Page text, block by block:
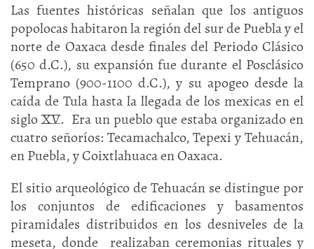
Las fuentes históricas señalan que los antiguos
popolocas habitaron la región del sur de Puebla y el
norte de Oaxaca desde finales del Periodo Clásico
(650 d.C.), su expansión fue durante el Posclásico
Temprano (900-1100 d.C.), y su apogeo desde la
caída de Tula hasta la llegada de los mexicas en el
siglo XV. Era un pueblo que estaba organizado en
cuatro señoríos: Tecamachalco, Tepexi y Tehuacán,
en Puebla, y Coixtlahuaca en Oaxaca.
El sitio arqueológico de Tehuacán se distingue por
los conjuntos de edificaciones y basamentos
piramidales distribuidos en los desniveles de la
meseta, donde realizaban ceremonias rituales y